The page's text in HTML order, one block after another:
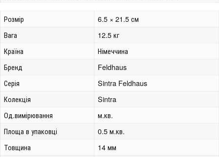
Розмір
6.5 × 21.5 см
Вага
12.5 кг
Країна
Німеччина
Бренд
Feldhaus
Серія
Sintra Feldhaus
Колекція
Sintra
Од.вимірювання
м.кв.
Площа в упаковці
0.5 м.кв.
Товщина
14 мм